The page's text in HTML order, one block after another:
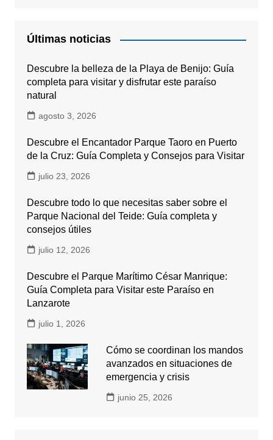
Últimas noticias
Descubre la belleza de la Playa de Benijo: Guía
completa para visitar y disfrutar este paraíso
natural
agosto 3, 2026
Descubre el Encantador Parque Taoro en Puerto
de la Cruz: Guía Completa y Consejos para Visitar
julio 23, 2026
Descubre todo lo que necesitas saber sobre el
Parque Nacional del Teide: Guía completa y
consejos útiles
julio 12, 2026
Descubre el Parque Marítimo César Manrique:
Guía Completa para Visitar este Paraíso en
Lanzarote
julio 1, 2026
Cómo se coordinan los mandos
avanzados en situaciones de
emergencia y crisis
junio 25, 2026